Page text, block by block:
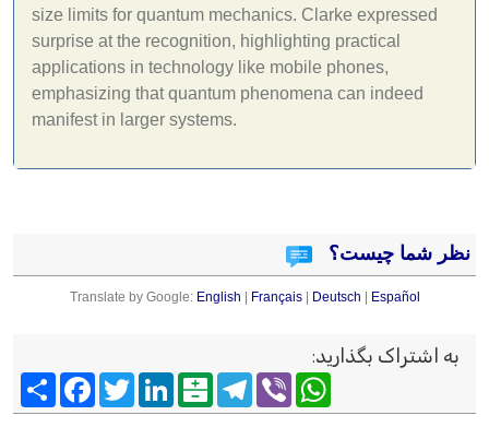
size limits for quantum mechanics. Clarke expressed
surprise at the recognition, highlighting practical
applications in technology like mobile phones,
emphasizing that quantum phenomena can indeed
manifest in larger systems.
نظر شما چیست؟
Translate by Google: English Français| Deutsch Español
به اشتراک بگذارید:
FacebookTwitter
LinkedInBalatarin
TelegramViber
WhatsApp